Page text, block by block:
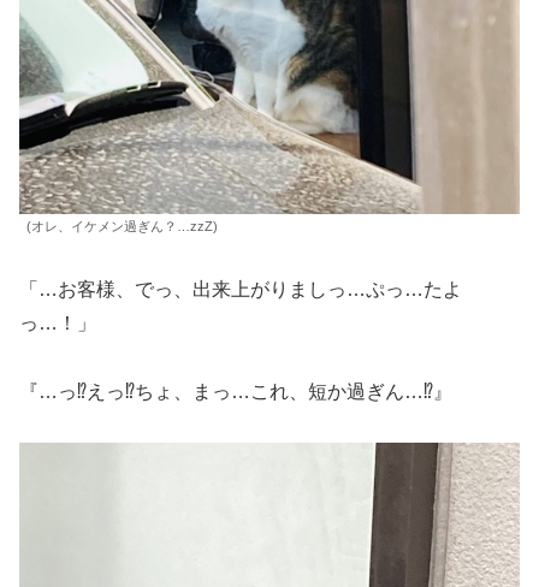
(オレ、イケメン過ぎん？…zzZ)
「…お客様、でっ、出来上がりましっ…ぷっ…たよ
っ…！」
『…っ⁉︎えっ⁉︎ちょ、まっ…これ、短か過ぎん…⁉︎』